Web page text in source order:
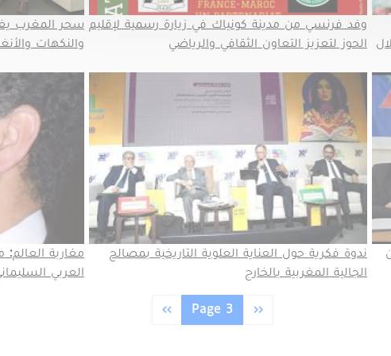
وفد فرنسي من مدينة كونياك في زيارة رسمية لإقليم
الحوز لتعزيز التعاون الثقافي والرياضي
سحر المغرب
والنكهات
ندوة فكرية حول العناية العلوية التاريخية بمصالح
الجالية المغربية بالخارج
مغاربة العالم:
العربي
Previous page
‹‹
Page 3 الصفحة التالية
››